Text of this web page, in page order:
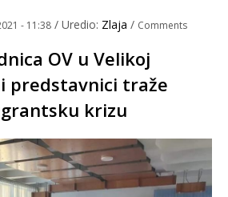
- 11:38 / Uredio: Zlaja / Comments
OV u Velikoj
predstavnici traže
krizu